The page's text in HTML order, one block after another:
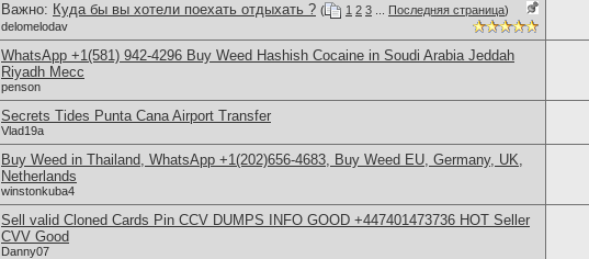
Важно: Куда бы вы хотели поехать отдыхать ? ( 1 2 3 Последняя страница)
delomelodav
WhatsApp +1(581) 942-4296 Buy Weed Hashish Cocaine in Soudi Arabia Jeddah
Riyadh Mecc
penson
Secrets Tides Punta Cana Airport Transfer
Vlad19a
Buy Weed in Thailand, WhatsApp +1(202)656-4683, Buy Weed EU, Germany, UK,
Netherlands
winstonkuba4
Sell valid Cloned Cards Pin CCV DUMPS INFO GOOD +447401473736 HOT Seller
CVV Good
Danny07